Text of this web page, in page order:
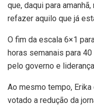
que, daqui para
refazer aquilo que já
O fim da escala 6×1
horas semanais para
pelo governo e
Ao mesmo tempo,
votado a redução da